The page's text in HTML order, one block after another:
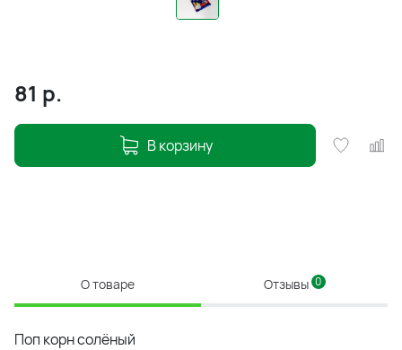
81 р.
В корзину
О товаре Отзывы 0
Поп корн солёный